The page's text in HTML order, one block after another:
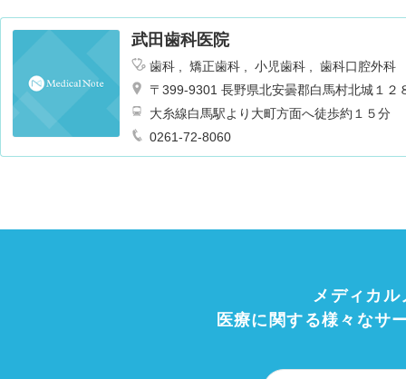
武田歯科医院
歯科 矯正歯科 小児歯科
歯科口腔外科
〒399-9301 長野県北安曇郡白馬村北城１２
大糸線白馬駅より大町方面へ徒歩約１５分
0261-72-8060
メディカ
医療に関する様々なサ